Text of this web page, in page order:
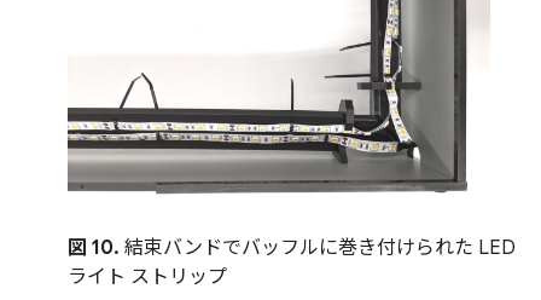
図 10. 結束バンドでバッフルに巻き付けられた LED
ライト ストリップ